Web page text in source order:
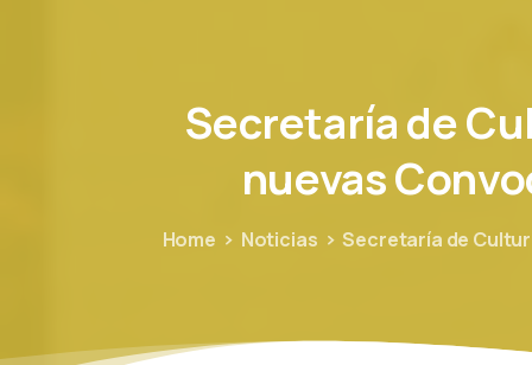
Secretaríade
nuevas
Home Noticias Secretaría de